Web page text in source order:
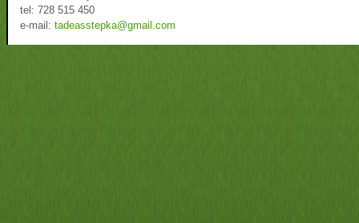
tel: 728 515 450
e-mail: tadeasstepka@gmail.com